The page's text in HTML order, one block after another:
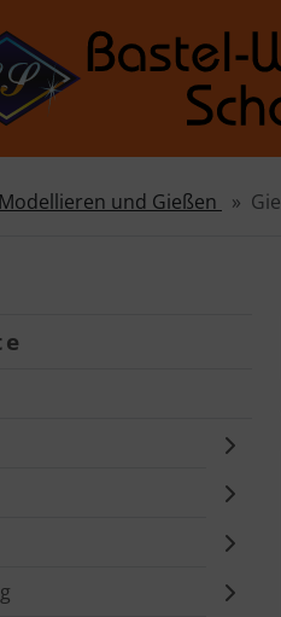
Navigation
Button für Einstellungen
allgemeinen Informationen
Modellieren und Gießen